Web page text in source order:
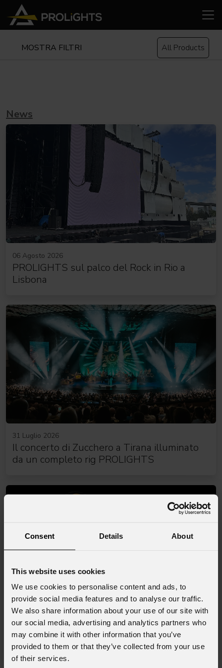
Consent Details About
This website uses cookies
We use cookies to personalise content and ads, to
provide social media features and to analyse our traffic.
We also share information about your use of our site with
our social media, advertising and analytics partners who
may combine it with other information that you’ve
provided to them or that they’ve collected from your use
of their services.
MOSTRA FILTRI All Products
News
06 Agosto 2026
PROLIGHTS sul palco del Rock in Rio a
Lisbona
31 Luglio 2026
Il concerto di Zucchero a Tirana illuminato
da un completo rig PROLIGHTS
22 Luglio 2026
PROLIGHTS lancia Muse Fresnel70CT+:
autentico moving Fresnel